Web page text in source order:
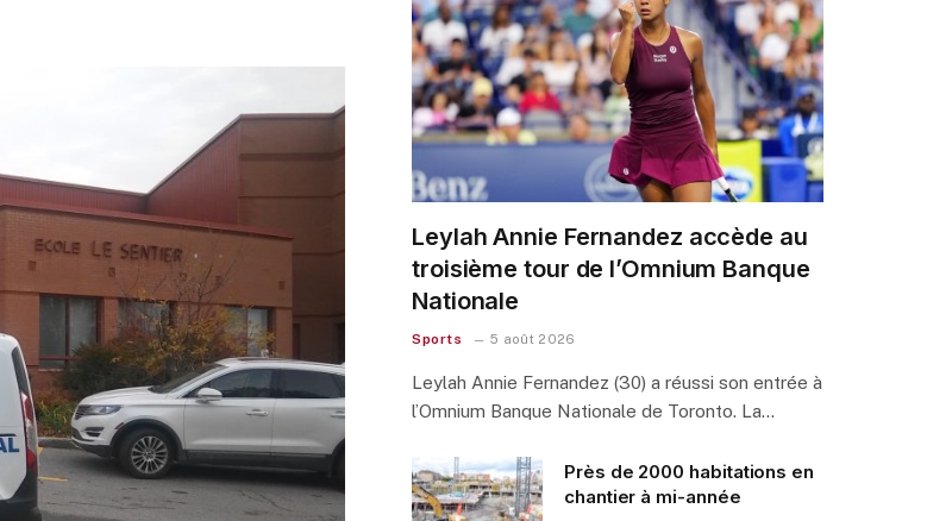
Leylah Annie Fernandez accède au
troisième tour de l’Omnium Banque
Nationale
Sports 5 août 2026
Leylah Annie Fernandez (30) a réussi son entrée à
l’Omnium Banque Nationale de Toronto. La…
Près de 2000 habitations en
chantier à mi-année